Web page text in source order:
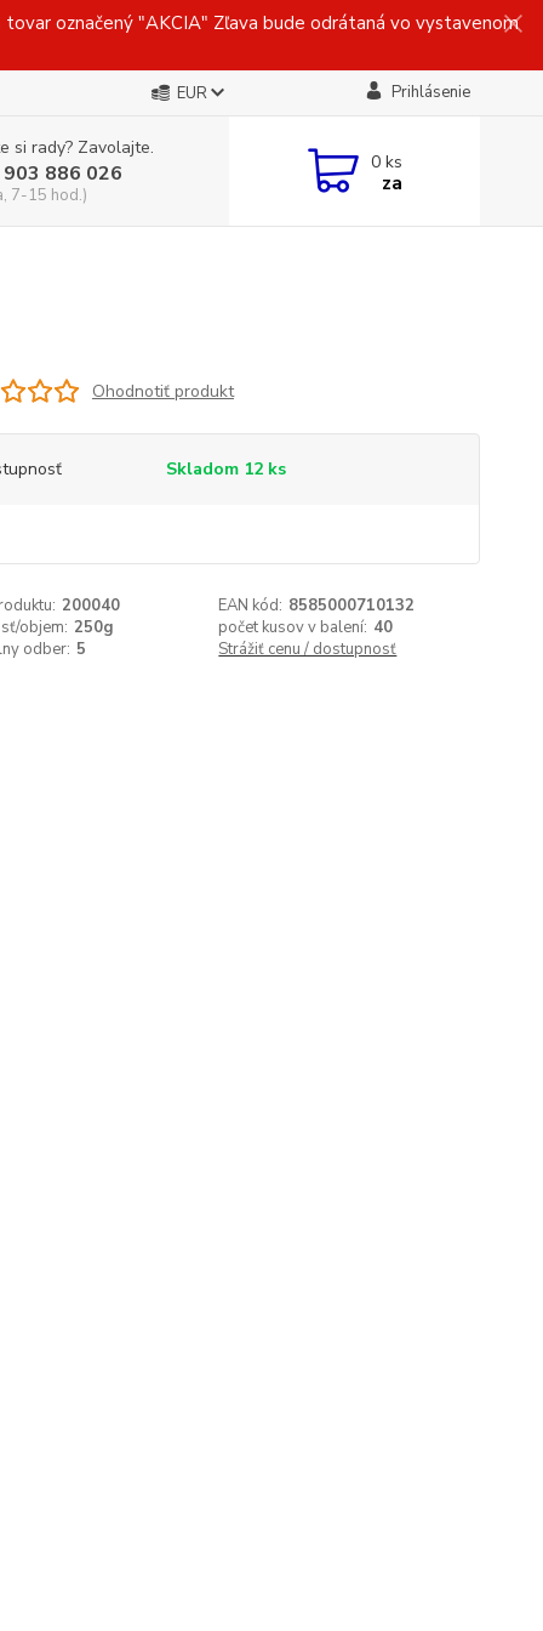
označený "AKCIA" Zľava bude odrátaná vo vystavenom
EUR Prihlásenie
si rady? Zavolajte.
886 026
7-15 hod.)
0 ks
za
Ohodnotiť produkt
Skladom 12 ks
200040 EAN kód: 8585000710132
objem: 250g počet kusov v balení: 40
odber: 5 Strážiť cenu / dostupnosť